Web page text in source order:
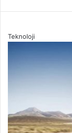
Teknoloji